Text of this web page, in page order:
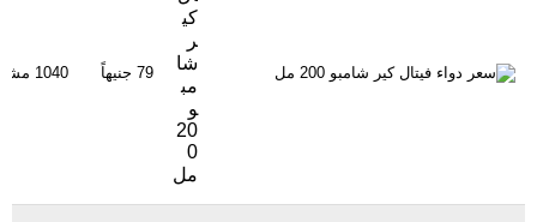
كي
ر
شا
مب
و
20
0
مل
79 جنيهاً 1040 مشاهدة